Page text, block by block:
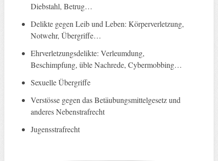
Diebstahl, Betrug…
Delikte gegen Leib und Leben: Körperverletzung,
Notwehr, Übergriffe…
Ehrverletzungsdelikte: Verleumdung,
Beschimpfung, üble Nachrede, Cybermobbing…
Sexuelle Übergriffe
Verstösse gegen das Betäubungsmittelgesetz und
anderes Nebenstrafrecht
Jugensstrafrecht